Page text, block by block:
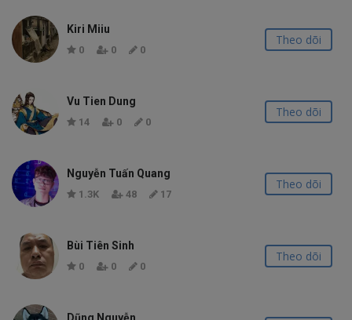
Kiri Miiu
0 0 0
Theo dõi
Vu Tien Dung
14 0 0
Theo dõi
Nguyễn Tuấn Quang
1.3K 48 17
Theo dõi
Bùi Tiên Sinh
0 0 0
Theo dõi